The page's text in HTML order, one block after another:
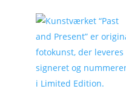
kr.20,400.00